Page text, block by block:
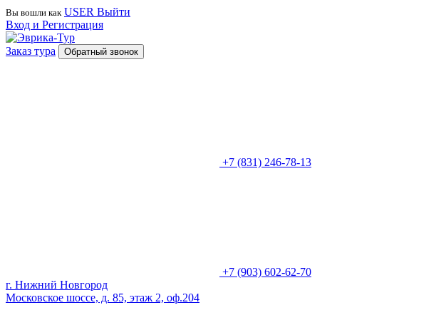
Вы вошли как USER Выйти
Вход и Регистрация
Заказ тура Обратный звонок
+7 (831) 246-78-13
+7 (903) 602-62-70
г. Нижний Новгород
Московское шоссе, д. 85, этаж 2, оф.204